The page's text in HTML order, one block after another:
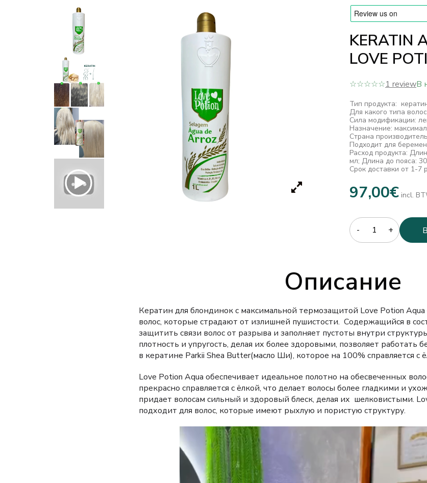
KERATIN
LOVE
☆☆☆☆☆1 reviewВ
Тип продукта:
Для какого типа
Сила модификации:
Назначение:
Страна
Подходит для
Расход продукта:
мл; Длина до пояса:
Срок доставки от 1-7
97,00€ incl.
Quantity
Описание
Кератин для блондинок с максимальной термозащитой Love Potion
волос, которые страдают от излишней пушистости. Содержащийся в
защитить связи волос от разрыва и заполняет пустоты внутри
плотность и упругость, делая их более здоровыми, позволяет работать
в кератине Parkii Shea Butter(масло Ши), которое на 100% справляется с
Love Potion Aqua обеспечивает идеальное полотно на обесвеченных
прекрасно справляется с ёлкой, что делает волосы более гладкими и
придает волосам сильный и здоровый блеск, делая их шелковистыми.
подходит для волос, которые имеют рыхлую и пористую структуру.
Видеоплеер